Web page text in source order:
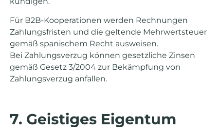
Für B2B-Kooperationen werden Rechnungen
Zahlungsfristen und die geltende Mehrwertsteuer
gemäß spanischem Recht ausweisen.
Bei Zahlungsverzug können gesetzliche Zinsen
gemäß Gesetz 3/2004 zur Bekämpfung von
Zahlungsverzug anfallen.
7. Geistiges Eigentum